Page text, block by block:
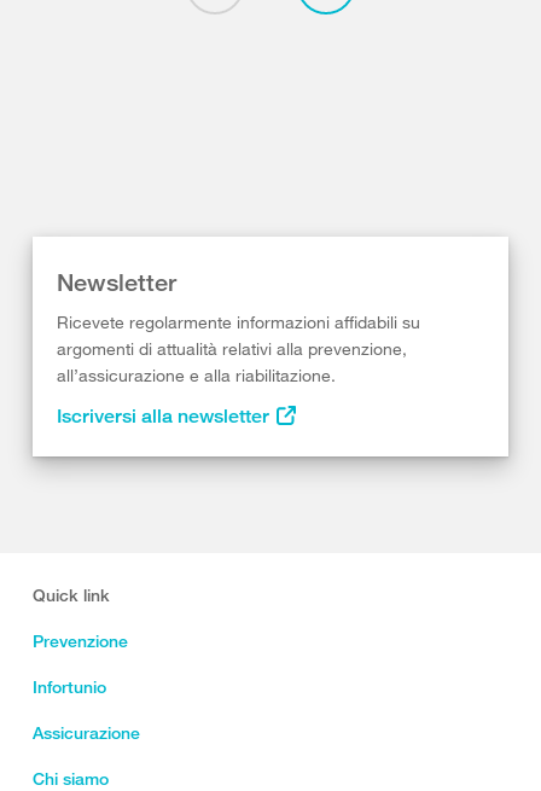
Newsletter
Ricevete regolarmente informazioni affidabili su
argomenti di attualità relativi alla prevenzione,
all’assicurazione e alla riabilitazione.
Iscriversi alla newsletter
Quick link
Prevenzione
Infortunio
Assicurazione
Chi siamo